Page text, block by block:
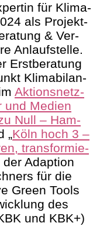
für Kli­ma­
als Pro­jekt­
& Ver­
Anlauf­stel­le.
Erst­be­ra­tung
Kli­ma­bi­lan­
Akti­ons­netz­
und Medi­en
Null – Ham­
„Köln hoch 3 –
trans­for­mie­
Adap­ti­on
für die
Green Tools
des
und KBK+)